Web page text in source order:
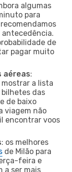
algumas
para
antecedência.
de
pagar muito
aéreas:
a lista
das
de baixo
viagem não
encontrar voos
: os melhores
de Milão para
feira e
a ser mais